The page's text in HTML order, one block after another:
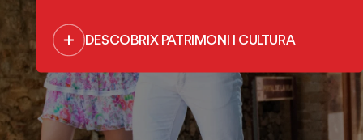
DESCOBRIX PATRIMONI I CULTURA